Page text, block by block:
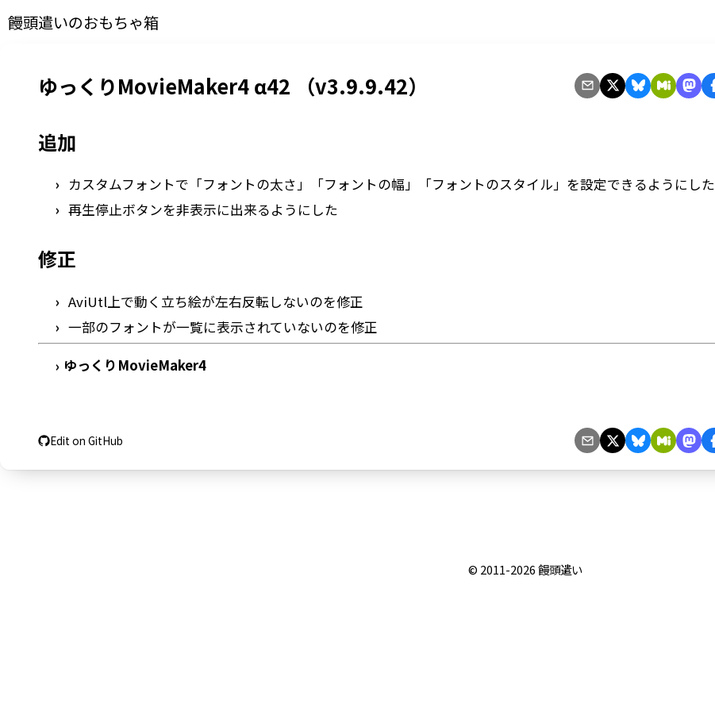
饅頭遣いのおもちゃ箱
ゆっくりMovieMaker4 α42 （v3.9.9.42）
追加
カスタムフォントで「フォントの太さ」「フォントの幅」「フォントのスタイル」を設定できるようにした
再生停止ボタンを非表示に出来るようにした
修正
AviUtl上で動く立ち絵が左右反転しないのを修正
一部のフォントが一覧に表示されていないのを修正
› ゆっくりMovieMaker4
Edit on GitHub
© 2011-2026饅頭遣い